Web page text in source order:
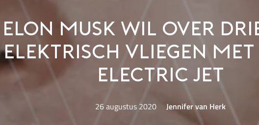
Elon Musk wil over
elektrisch vliegen met
Electric Jet
26 augustus 2020 Jennifer van Herk